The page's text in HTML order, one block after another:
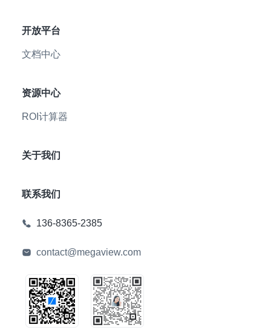
开放平台
文档中心
资源中心
ROI计算器
关于我们
联系我们
136-8365-2385
contact@megaview.com